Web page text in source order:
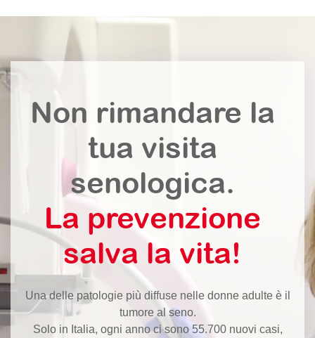
Non rimandare la
tua visita
senologica.
La prevenzione
salva la vita!
Una delle patologie più diffuse nelle donne adulte è il
tumore al seno.
Solo in Italia, ogni anno ci sono 55.700 nuovi casi,